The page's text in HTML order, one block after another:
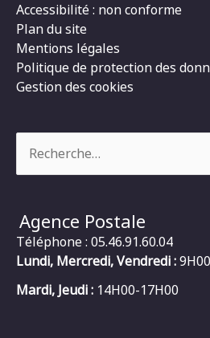
Accessibilité : non conforme
Plan du site
Mentions légales
Politique de protection des
Gestion des cookies
Agence Postale
Téléphone : 05.46.91.60.04
Lundi, Mercredi, Vendredi :
Mardi, Jeudi : 14H00-17H00